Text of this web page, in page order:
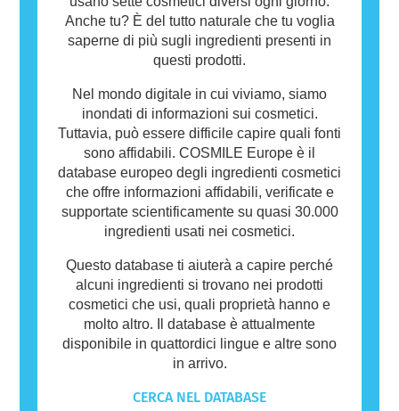
Anche tu? È del tutto naturale che tu voglia
saperne di più sugli ingredienti presenti in
questi prodotti.
Nel mondo digitale in cui viviamo, siamo
inondati di informazioni sui cosmetici.
Tuttavia, può essere difficile capire quali fonti
sono affidabili. COSMILE Europe è il
database europeo degli ingredienti cosmetici
che offre informazioni affidabili, verificate e
supportate scientificamente su quasi 30.000
ingredienti usati nei cosmetici.
Questo database ti aiuterà a capire perché
alcuni ingredienti si trovano nei prodotti
cosmetici che usi, quali proprietà hanno e
molto altro. Il database è attualmente
disponibile in quattordici lingue e altre sono
in arrivo.
CERCA NEL DATABASE